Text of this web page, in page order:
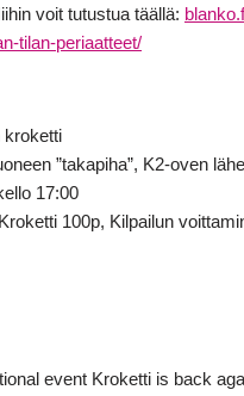
voit tutustua täällä:
tilan-periaatteet/
kroketti
”takapiha”, K2-oven
17:00
100p, Kilpailun
event Kroketti is back